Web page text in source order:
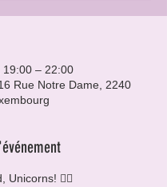
– 22:00
Rue Notre Dame, 2240
Unicorns! 🏳️‍🌈